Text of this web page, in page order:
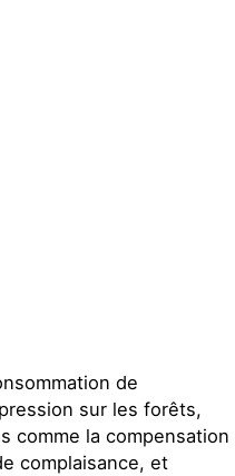
de
sur les forêts,
comme la compensation
complaisance, et